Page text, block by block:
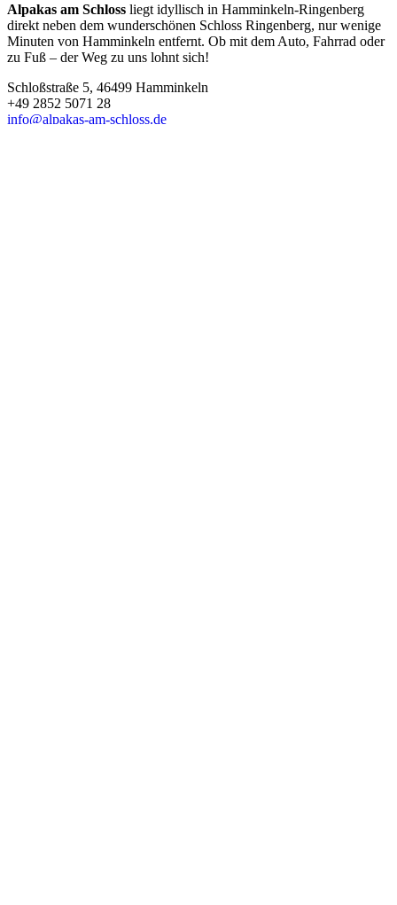
Alpakas am Schloss liegt idyllisch in Hamminkeln-Ringenberg
direkt neben dem wunderschönen Schloss Ringenberg, nur wenige
Minuten von Hamminkeln entfernt. Ob mit dem Auto, Fahrrad oder
zu Fuß – der Weg zu uns lohnt sich!
Schloßstraße 5, 46499 Hamminkeln
+49 2852 5071 28
info@alpakas-am-schloss.de